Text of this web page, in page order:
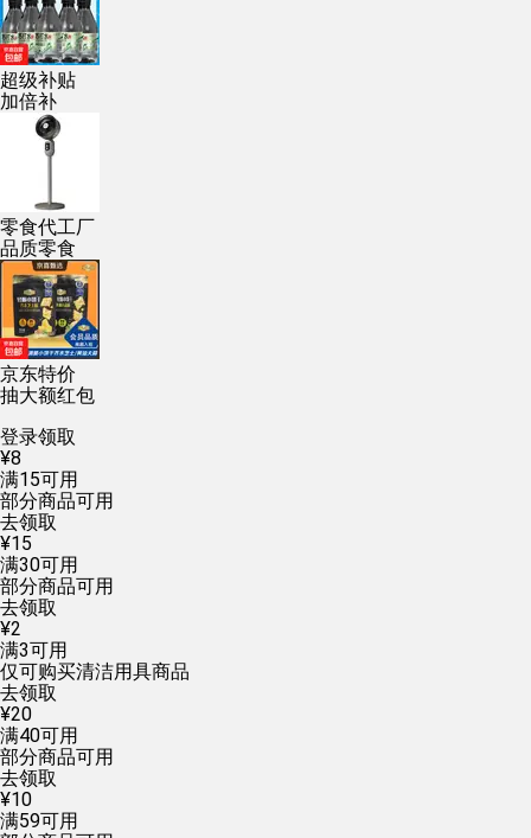
超级补贴
加倍补
零食代工厂
品质零食
京东特价
抽大额红包
登录领取
¥8
满15可用
部分商品可用
去领取
¥15
满30可用
部分商品可用
去领取
¥2
满3可用
仅可购买清洁用具商品
去领取
¥20
满40可用
部分商品可用
去领取
¥10
满59可用